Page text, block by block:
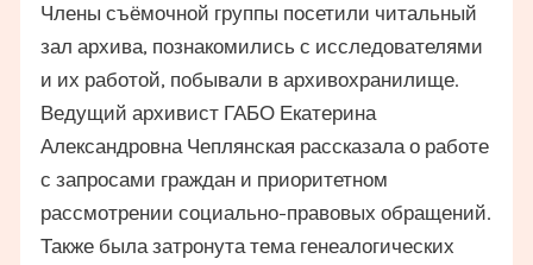
Члены съёмочной группы посетили читальный
зал архива, познакомились с исследователями
и их работой, побывали в архивохранилище.
Ведущий архивист ГАБО Екатерина
Александровна Чеплянская рассказала о работе
с запросами граждан и приоритетном
рассмотрении социально-правовых обращений.
Также была затронута тема генеалогических